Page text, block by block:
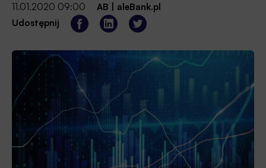
11.01.2020 09:00 AB
aleBank.pl
Udostępnij